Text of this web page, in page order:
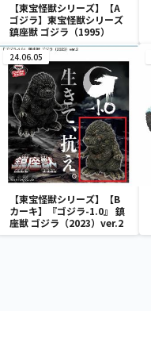
【東宝怪獣シリーズ】【A
ゴジラ】東宝怪獣シリーズ
鎮座獣 ゴジラ（1995）
24.06.05
【東宝怪獣シリーズ】【B
カーキ】『ゴジラ-1.0』 鎮
座獣 ゴジラ（2023）ver.2